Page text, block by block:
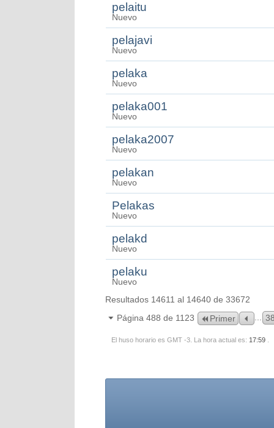
pelaitu
Nuevo
pelajavi
Nuevo
pelaka
Nuevo
pelaka001
Nuevo
pelaka2007
Nuevo
pelakan
Nuevo
Pelakas
Nuevo
pelakd
Nuevo
pelaku
Nuevo
Resultados 14611 al 14640 de 33672
Página 488 de 1123
Primer
El huso horario es GMT -3. La hora actual es: 17:59